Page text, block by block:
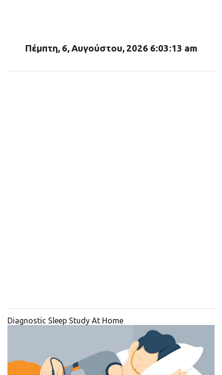
Πέμπτη, 6, Αυγούστου, 2026 6:03:14 am
Diagnostic Sleep Study At Home